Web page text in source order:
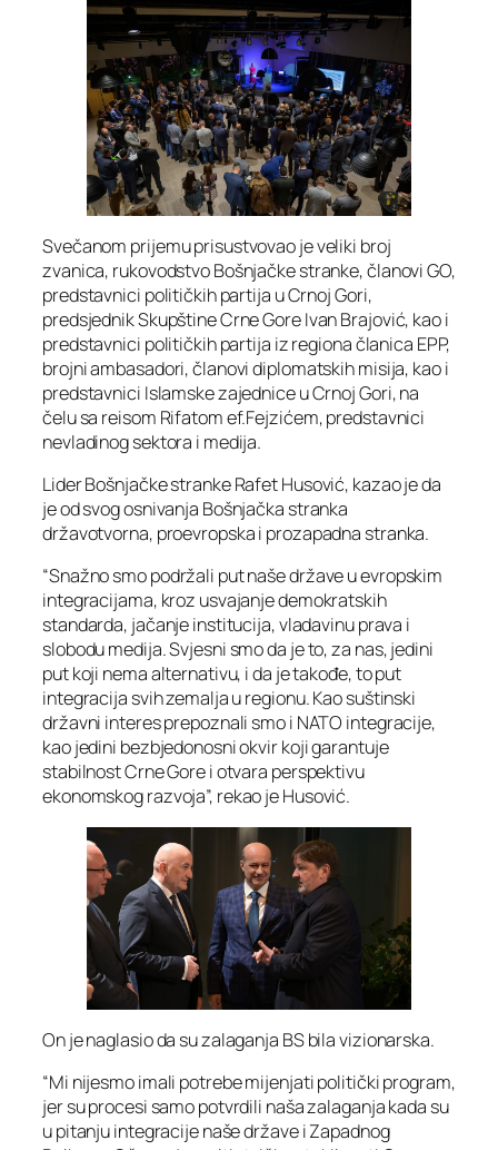
Svečanom prijemu prisustvovao je veliki broj
zvanica, rukovodstvo Bošnjačke stranke, članovi GO,
predstavnici političkih partija u Crnoj Gori,
predsjednik Skupštine Crne Gore Ivan Brajović, kao i
predstavnici političkih partija iz regiona članica EPP,
brojni ambasadori, članovi diplomatskih misija, kao i
predstavnici Islamske zajednice u Crnoj Gori, na
čelu sa reisom Rifatom ef.Fejzićem, predstavnici
nevladinog sektora i medija.
Lider Bošnjačke stranke Rafet Husović, kazao je da
je od svog osnivanja Bošnjačka stranka
državotvorna, proevropska i prozapadna stranka.
“Snažno smo podržali put naše države u evropskim
integracijama, kroz usvajanje demokratskih
standarda, jačanje institucija, vladavinu prava i
slobodu medija. Svjesni smo da je to, za nas, jedini
put koji nema alternativu, i da je takođe, to put
integracija svih zemalja u regionu. Kao suštinski
državni interes prepoznali smo i NATO integracije,
kao jedini bezbjedonosni okvir koji garantuje
stabilnost Crne Gore i otvara perspektivu
ekonomskog razvoja”, rekao je Husović.
On je naglasio da su zalaganja BS bila vizionarska.
“Mi nijesmo imali potrebe mijenjati politički program,
jer su procesi samo potvrdili naša zalaganja kada su
u pitanju integracije naše države i Zapadnog